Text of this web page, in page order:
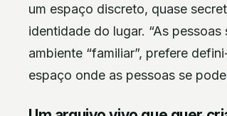
um espaço discreto, quase
identidade do lugar. “As
ambiente “familiar”, prefere
espaço onde as pessoas se